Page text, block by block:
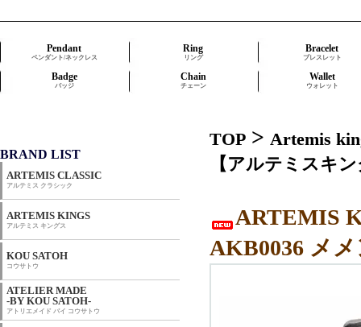
Pendant
ペンダント/ネックレス
Ring
リング
Bracelet
ブレスレット
Badge
バッジ
Chain
チェーン
Wallet
ウォレット
TOP > Artemis
【アルテミスキ
ARTEMIS
AKB0036 メ
BRAND LIST
ARTEMIS CLASSIC
アルテミス クラシック
ARTEMIS KINGS
アルテミス キングス
KOU SATOH
コウサトウ
ATELIER MADE
-BY KOU SATOH-
アトリエメイド バイ コウサトウ